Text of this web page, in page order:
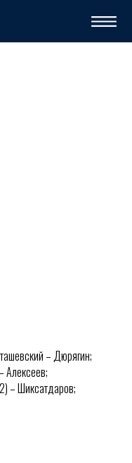
– Дюрягин;
Алексеев;
– Шиксатдаров;